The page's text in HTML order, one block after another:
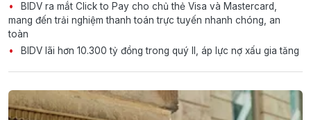
BIDV ra mắt Click to Pay cho chủ thẻ Visa và Mastercard,
mang đến trải nghiệm thanh toán trực tuyến nhanh chóng, an
toàn
BIDV lãi hơn 10.300 tỷ đồng trong quý II, áp lực nợ xấu gia tăng